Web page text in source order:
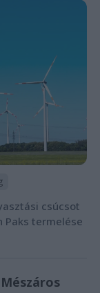
csúcsot
Paks termelése